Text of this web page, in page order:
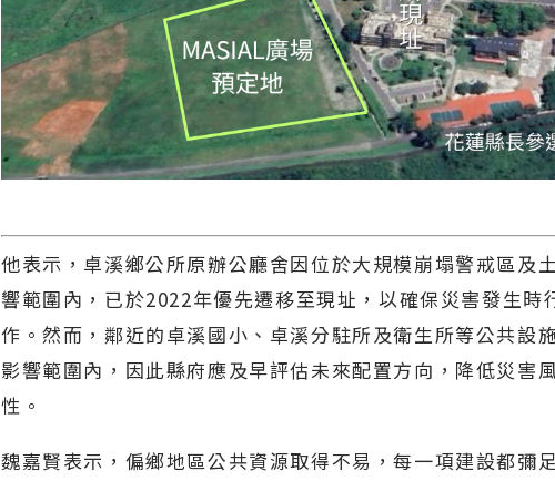
他表示，卓溪鄉公所原辦公廳舍因位於大規模崩塌警戒區及
響範圍內，已於2022年優先遷移至現址，以確保災害發生時
作。然而，鄰近的卓溪國小、卓溪分駐所及衛生所等公共設
影響範圍內，因此縣府應及早評估未來配置方向，降低災害
性。
魏嘉賢表示，偏鄉地區公共資源取得不易，每一項建設都彌